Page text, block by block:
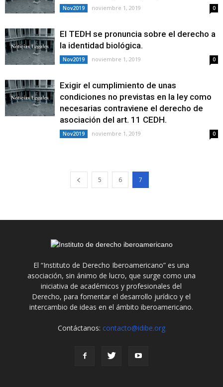
Nov2019 noviembre 1, 2019 0
El TEDH se pronuncia sobre el derecho a
la identidad biológica.
Nov2019 noviembre 1, 2019 0
Exigir el cumplimiento de unas
condiciones no previstas en la ley como
necesarias contraviene el derecho de
asociación del art. 11 CEDH.
Nov2019 noviembre 1, 2019 0
5 6 7
El “Instituto de Derecho Iberoamericano” es una
asociación, sin ánimo de lucro, que surge como una
iniciativa de académicos y profesionales del
Derecho, para fomentar el desarrollo jurídico y el
intercambio de ideas en el ámbito iberoamericano.
Contáctanos: contacto@idibe.org